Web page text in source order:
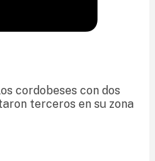
cordobeses con dos
terceros en su zona